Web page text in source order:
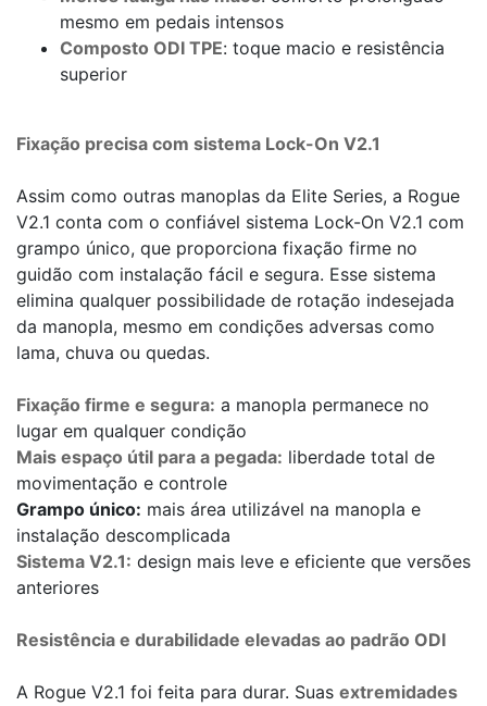
mesmo em pedais intensos
Composto ODI TPE: toque macio e resistência
superior
Fixação precisa com sistema Lock-On V2.1
Assim como outras manoplas da Elite Series, a Rogue
V2.1 conta com o confiável sistema Lock-On V2.1 com
grampo único, que proporciona fixação firme no
guidão com instalação fácil e segura. Esse sistema
elimina qualquer possibilidade de rotação indesejada
da manopla, mesmo em condições adversas como
lama, chuva ou quedas.
Fixação firme e segura: a manopla permanece no
lugar em qualquer condição
Mais espaço útil para a pegada: liberdade total de
movimentação e controle
Grampo único: mais área utilizável na manopla e
instalação descomplicada
Sistema V2.1: design mais leve e eficiente que versões
anteriores
Resistência e durabilidade elevadas ao padrão ODI
A Rogue V2.1 foi feita para durar. Suas extremidades